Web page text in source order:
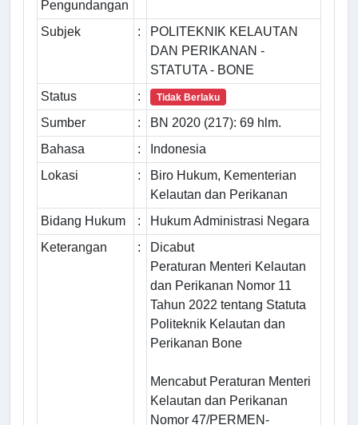
Pengundangan
Subjek :
POLITEKNIK KELAUTAN
DAN PERIKANAN -
STATUTA - BONE
Status
: Tidak Berlaku
Sumber :
BN 2020 (217): 69 hlm.
Bahasa
:
Indonesia
Lokasi
:
Biro Hukum, Kementerian
Kelautan dan Perikanan
Bidang Hukum
:
Hukum Administrasi Negara
Keterangan
:
Dicabut
Peraturan Menteri Kelautan
dan Perikanan Nomor 11
Tahun 2022 tentang Statuta
Politeknik Kelautan dan
Perikanan Bone
Mencabut Peraturan Menteri
Kelautan dan Perikanan
Nomor 47/PERMEN-